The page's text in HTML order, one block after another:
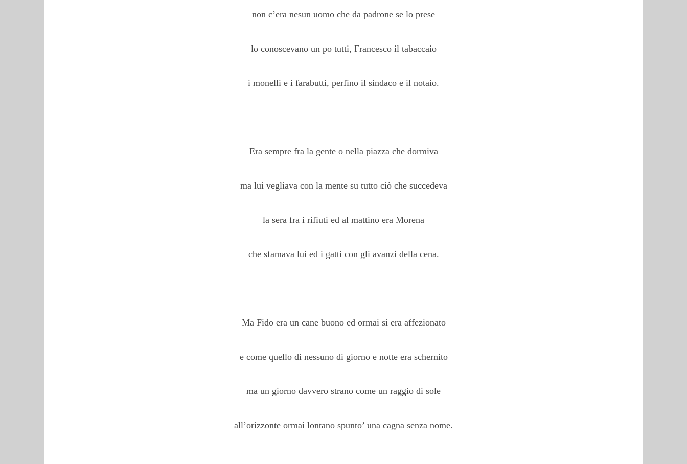
non c’era nesun uomo che da padrone se lo prese
lo conoscevano un po tutti, Francesco il tabaccaio
i monelli e i farabutti, perfino il sindaco e il notaio.
Era sempre fra la gente o nella piazza che dormiva
ma lui vegliava con la mente su tutto ciò che succedeva
la sera fra i rifiuti ed al mattino era Morena
che sfamava lui ed i gatti con gli avanzi della cena.
Ma Fido era un cane buono ed ormai si era affezionato
e come quello di nessuno di giorno e notte era schernito
ma un giorno davvero strano come un raggio di sole
all’orizzonte ormai lontano spunto’ una cagna senza nome.